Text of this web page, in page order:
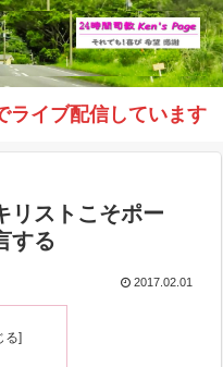
ライブ配信しています
リストこそポー
する
2017.02.01